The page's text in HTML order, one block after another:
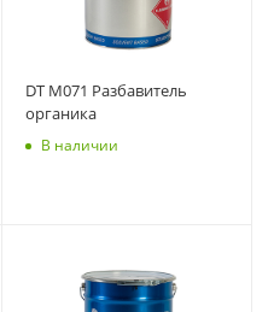
DT M071 Разбавитель
органика
В наличии